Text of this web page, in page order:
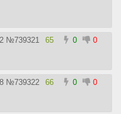
№739321 65 0 0
№739322 66 0 0